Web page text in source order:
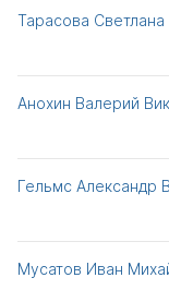
Тарасова
Анохин Валерий
Гельмс Александр
Мусатов Иван